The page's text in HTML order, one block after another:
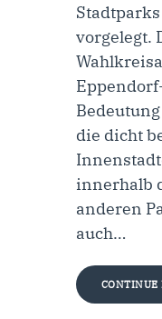
vorgelegt.
die dicht
innerhalb
anderen
auch…
CONTINUE